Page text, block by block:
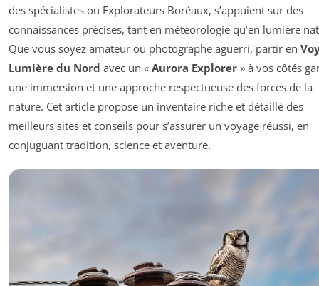
des spécialistes ou Explorateurs Boréaux, s’appuient sur des
connaissances précises, tant en météorologie qu’en lumière
Que vous soyez amateur ou photographe aguerri, partir en
Lumière du Nord avec un « Aurora Explorer » à vos côtés
une immersion et une approche respectueuse des forces de la
nature. Cet article propose un inventaire riche et détaillé des
meilleurs sites et conseils pour s’assurer un voyage réussi, en
conjuguant tradition, science et aventure.